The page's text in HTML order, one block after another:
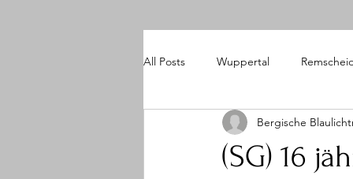
All Posts Wuppertal
(SG) 16
Bergische